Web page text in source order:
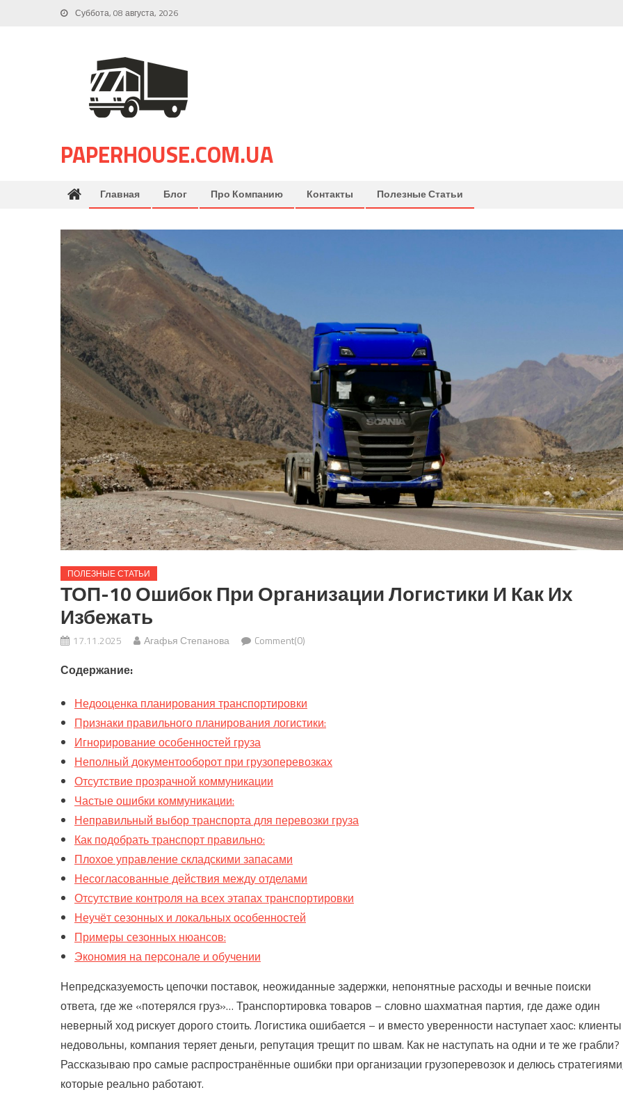
Суббота, 08 августа, 2026
PAPERHOUSE.COM.UA
Главная Блог Про Компанию Контакты Полезные Статьи
ПОЛЕЗНЫЕ СТАТЬИ
ТОП-10 Ошибок При Организации Логистики И Как Их
Избежать
17.11.2025 Агафья Степанова Comment(0)
Содержание:
Недооценка планирования транспортировки
Признаки правильного планирования логистики:
Игнорирование особенностей груза
Неполный документооборот при грузоперевозках
Отсутствие прозрачной коммуникации
Частые ошибки коммуникации:
Неправильный выбор транспорта для перевозки груза
Как подобрать транспорт правильно:
Плохое управление складскими запасами
Несогласованные действия между отделами
Отсутствие контроля на всех этапах транспортировки
Неучёт сезонных и локальных особенностей
Примеры сезонных нюансов:
Экономия на персонале и обучении
Непредсказуемость цепочки поставок, неожиданные задержки, непонятные расходы и вечные поиски
ответа, где же «потерялся груз»… Транспортировка товаров – словно шахматная партия, где даже один
неверный ход рискует дорого стоить. Логистика ошибается – и вместо уверенности наступает хаос: клиенты
недовольны, компания теряет деньги, репутация трещит по швам. Как не наступать на одни и те же грабли?
Рассказываю про самые распространённые ошибки при организации грузоперевозок и делюсь
которые реально работают.